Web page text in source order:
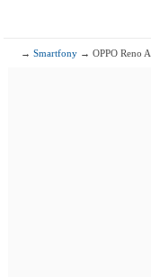
→Smartfony → OPPO Reno A